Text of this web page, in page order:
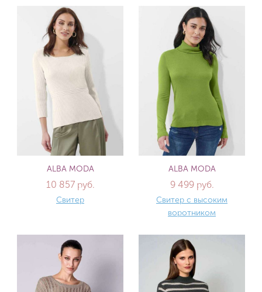
ALBA MODA
10 857 руб.
Свитер
ALBA MODA
9 499 руб.
Свитер с высоким
воротником